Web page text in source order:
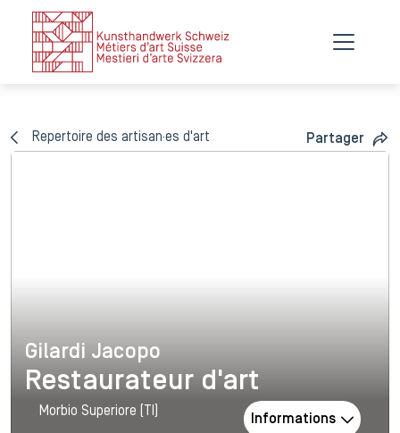
Repertoire des artisan·es d'art Partager
Gilardi Jacopo
Gilardi Jacopo
Restaurateur d'art
Morbio Superiore (TI)
Informations